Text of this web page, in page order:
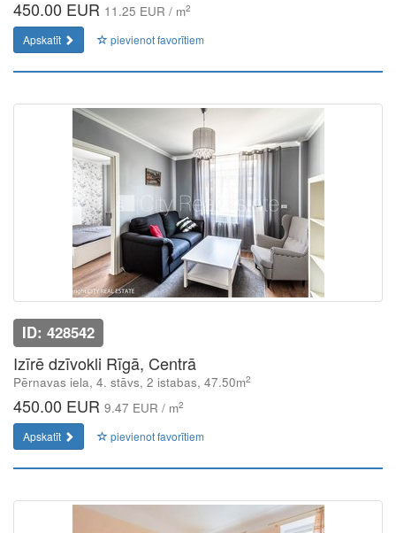
450.00 EUR 11.25 EUR / m2
Apskatīt pievienot favorītiem
ID: 428542
Izīrē dzīvokli Rīgā, Centrā
Pērnavas iela, 4. stāvs, 2 istabas, 47.50m2
450.00 EUR 9.47 EUR / m2
Apskatīt pievienot favorītiem